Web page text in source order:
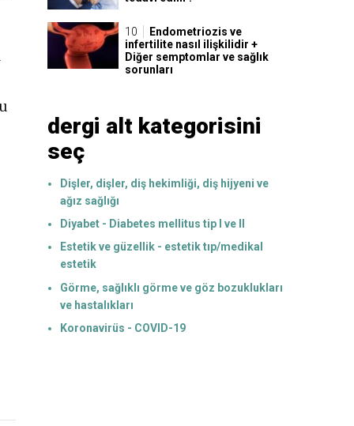
Endometriozis ve
infertilite nasıl ilişkilidir +
Diğer semptomlar ve sağlık
sorunları
dergi alt kategorisini
seç
Dişler, dişler, diş hekimliği, diş hijyeni ve
ağız sağlığı
Diyabet - Diabetes mellitus tip I ve II
Estetik ve güzellik - estetik tıp/medikal
estetik
Görme, sağlıklı görme ve göz bozuklukları
ve hastalıkları
Koronavirüs - COVID-19